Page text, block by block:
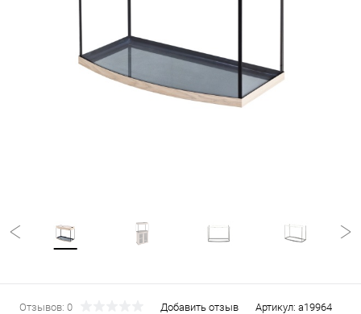
Отзывов: 0 Добавить отзыв Артикул: a19964